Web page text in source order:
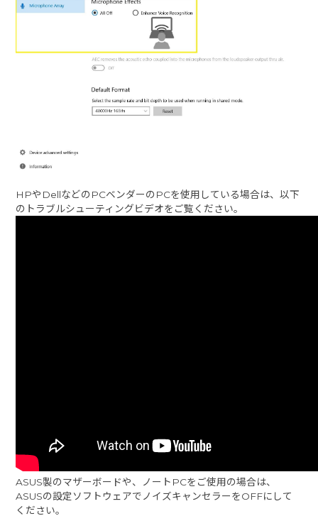
HPやDellなどのPCベンダーのPCを使用している場合は、以下
のトラブルシューティングビデオをご覧ください。
ASUS製のマザーボードや、ノートPCをご使用の場合は、
ASUSの設定ソフトウェアでノイズキャンセラーをOFFにして
ください。